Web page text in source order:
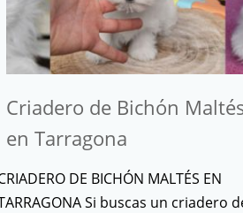
Criadero de Bichón
en Tarragona
DE BICHÓN MALTÉS EN
Si buscas un criadero